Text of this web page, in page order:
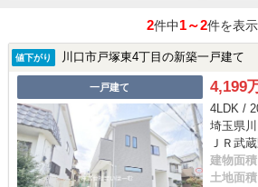
2件中1～2件を表示
値下がり 川口市戸塚東4丁目の新築一戸建て
一戸建て 4,199
4LDK /
埼玉県
ＪＲ武
建物面積
土地面積